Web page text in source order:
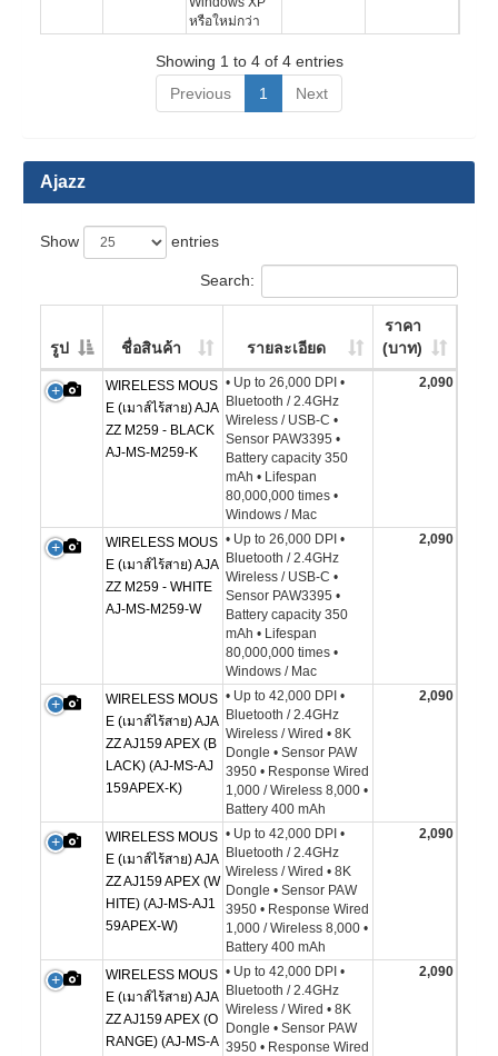
หรือใหม่กว่า
Showing 1 to 4 of 4 entries
Previous
1 Next
Ajazz
Show entries
Search:
รูป ชื่อสินค้า รายละเอียด
ราคา
(บาท)
WIRELESS MOUS
E (เมาส์ไร้สาย) AJA
ZZ M259 - BLACK
AJ-MS-M259-K
• Up to 26,000 DPI •
Bluetooth / 2.4GHz
Wireless / USB-C •
Sensor PAW3395 •
Battery capacity 350
mAh • Lifespan
80,000,000 times •
Windows / Mac
2,090
WIRELESS MOUS
E (เมาส์ไร้สาย) AJA
ZZ M259 - WHITE
AJ-MS-M259-W
• Up to 26,000 DPI •
Bluetooth / 2.4GHz
Wireless / USB-C •
Sensor PAW3395 •
Battery capacity 350
mAh • Lifespan
80,000,000 times •
Windows / Mac
2,090
WIRELESS MOUS
E (เมาส์ไร้สาย) AJA
ZZ AJ159 APEX (B
LACK) (AJ-MS-AJ
159APEX-K)
• Up to 42,000 DPI •
Bluetooth / 2.4GHz
Wireless / Wired • 8K
Dongle • Sensor PAW
3950 • Response Wired
1,000 / Wireless 8,000 •
Battery 400 mAh
2,090
WIRELESS MOUS
E (เมาส์ไร้สาย) AJA
ZZ AJ159 APEX (W
HITE) (AJ-MS-AJ1
59APEX-W)
• Up to 42,000 DPI •
Bluetooth / 2.4GHz
Wireless / Wired • 8K
Dongle • Sensor PAW
3950 • Response Wired
1,000 / Wireless 8,000 •
Battery 400 mAh
2,090
WIRELESS MOUS
E (เมาส์ไร้สาย) AJA
ZZ AJ159 APEX (O
RANGE) (AJ-MS-A
• Up to 42,000 DPI •
Bluetooth / 2.4GHz
Wireless / Wired • 8K
Dongle • Sensor PAW
3950 • Response Wired
2,090